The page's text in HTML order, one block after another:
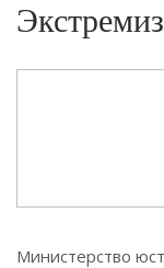
Министерство